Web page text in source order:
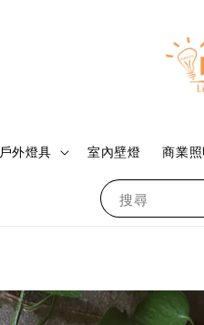
搜尋
戶外燈具 室內壁燈 商業